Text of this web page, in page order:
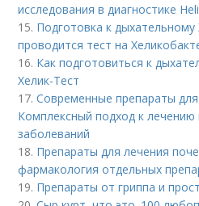
исследования в диагностике
15. Подготовка к
проводится тест на
16. Как подготовиться к
Хелик-Тест
17.Современные препараты
Комплексный подход к лечению
заболеваний
18. Препараты для лечения
фармакология отдельных
19. Препараты от гриппа и